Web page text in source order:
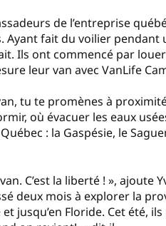
de l’entreprise
fait du voilier pendant
Ils ont commencé par
leur van avec VanLife
tu te promènes à
où évacuer les eaux
: la Gaspésie, le
C’est la liberté ! », ajoute
deux mois à explorer la
jusqu’en Floride. Cet été,